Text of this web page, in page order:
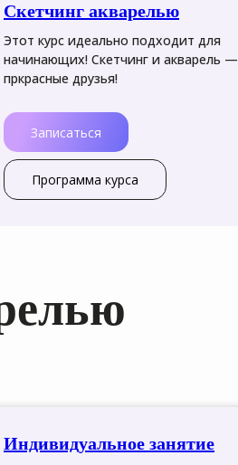
Скетчинг акварелью
Этот курс идеально подходит для
начинающих! Скетчинг и акварель —
пркрасные друзья!
Записаться
Программа курса
Индивидуальное занятие